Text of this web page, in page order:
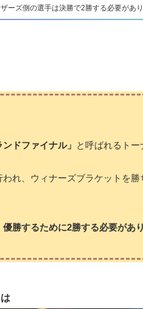
ーズ側の選手は決勝で2勝する必要があり
ンドファイナル」 と呼ばれるトー
れ、ウィナーズブラケットを
勝するために2勝する必要があり